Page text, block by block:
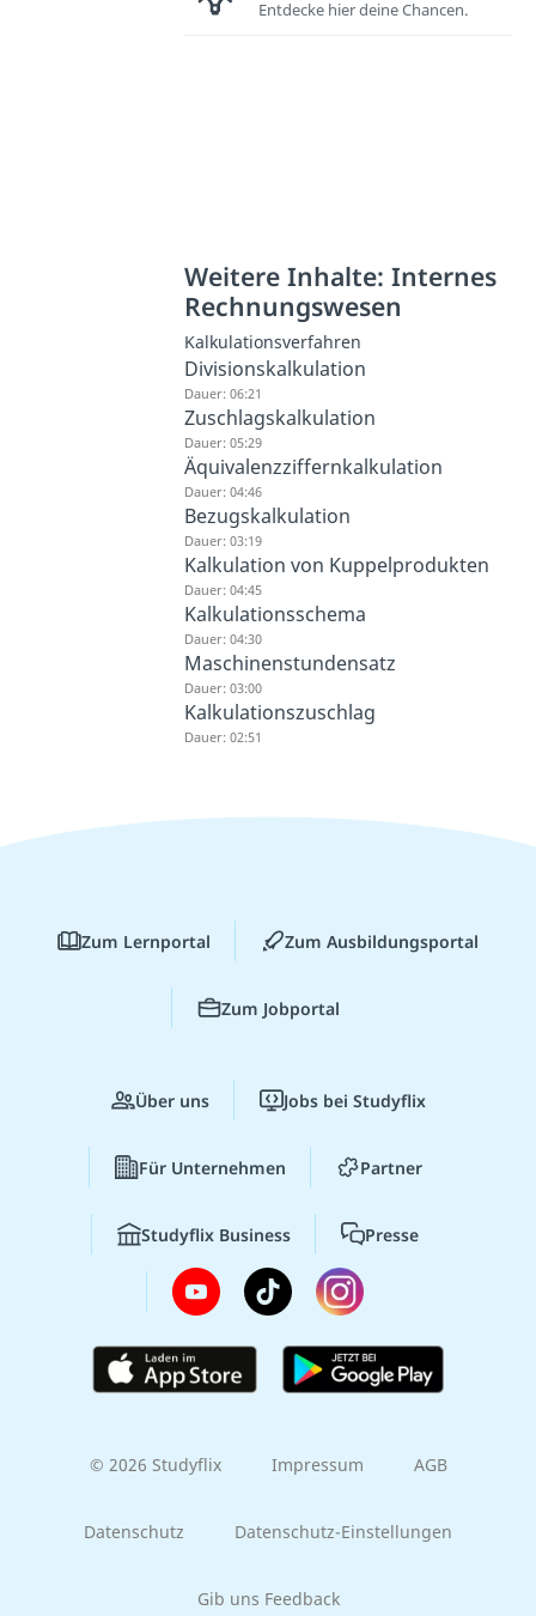
Entdecke hier deine Chancen.
Weitere Inhalte: Internes
Rechnungswesen
Kalkulationsverfahren
Divisionskalkulation
Dauer: 06:21
Zuschlagskalkulation
Dauer: 05:29
Äquivalenzziffernkalkulation
Dauer: 04:46
Bezugskalkulation
Dauer: 03:19
Kalkulation von Kuppelprodukten
Dauer: 04:45
Kalkulationsschema
Dauer: 04:30
Maschinenstundensatz
Dauer: 03:00
Kalkulationszuschlag
Dauer: 02:51
Zum Lernportal Zum Ausbildungsportal
Zum Jobportal
Über uns Jobs bei Studyflix
Für Unternehmen Partner
Studyflix Business Presse
© 2026 Studyflix Impressum AGB
Datenschutz Datenschutz-Einstellungen
Gib uns Feedback